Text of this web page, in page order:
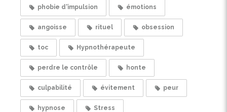
phobie d'impulsion émotions
angoisse rituel obsession
toc Hypnothérapeute
perdre le contrôle honte
culpabilité évitement peur
hypnose Stress